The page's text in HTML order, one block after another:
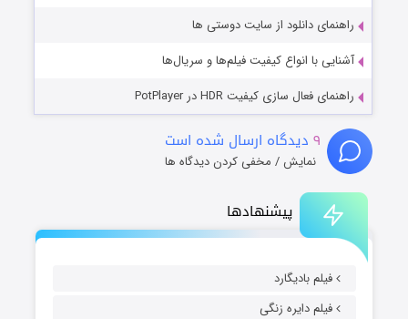
پیشنهادها
فیلم بادیگارد
فیلم دایره زنگی
راهنمای دانلود از سایت دوستی ها
آشنایی با انواع کیفیت فیلم‌ها و سریال‌ها
راهنمای فعال سازی کیفیت HDR در PotPlayer
۹ دیدگاه ارسال شده است
نمایش / مخفی کردن دیدگاه ها